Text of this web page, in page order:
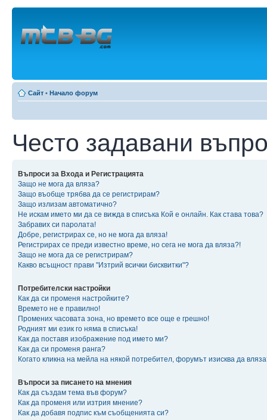
Сайт • Начало форум
Често задавани
Въпроси за Входа и Регистрацията
Защо не мога да вляза?
Защо въобще трябва да се регистрирам?
Защо излизам автоматично?
Не искам името ми да се вижда в списъка Кой е онлайн. Как става това?
Забравих си паролата!
Добре, регистрирах се, но не мога да вляза!
Регистрирах се преди известно време, но сега не мога да вляза?!
Защо не мога да се регистрирам?
Какво всъщност прави "Изтрий всички бисквитки"?
Потребителски настройки
Как да си променя настройките?
Времето не е правилно!
Промених часовата зона, но времето все още е грешно!
Родният ми език го няма в списъка!
Как да поставя изображение под името ми?
Как да си променя ранга?
Когато кликна на мейла на някой потребител, форумът изисква да
Въпроси за писането на мнения
Как да създам тема във форум?
Как да променя или изтрия мнение?
Как да добавя подпис към съобщенията си?